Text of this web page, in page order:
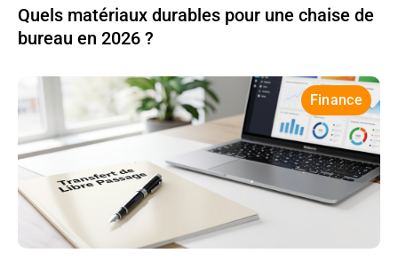
Quels matériaux durables pour une chaise de
bureau en 2026 ?
Finance